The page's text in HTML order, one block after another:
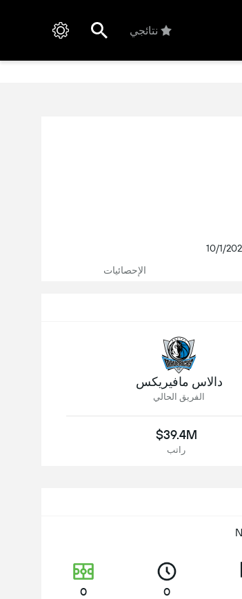
نتائجي
الإحصائيات
دالاس مافيريكس
الفريق الحالي
$39.4M
راتب
0
0